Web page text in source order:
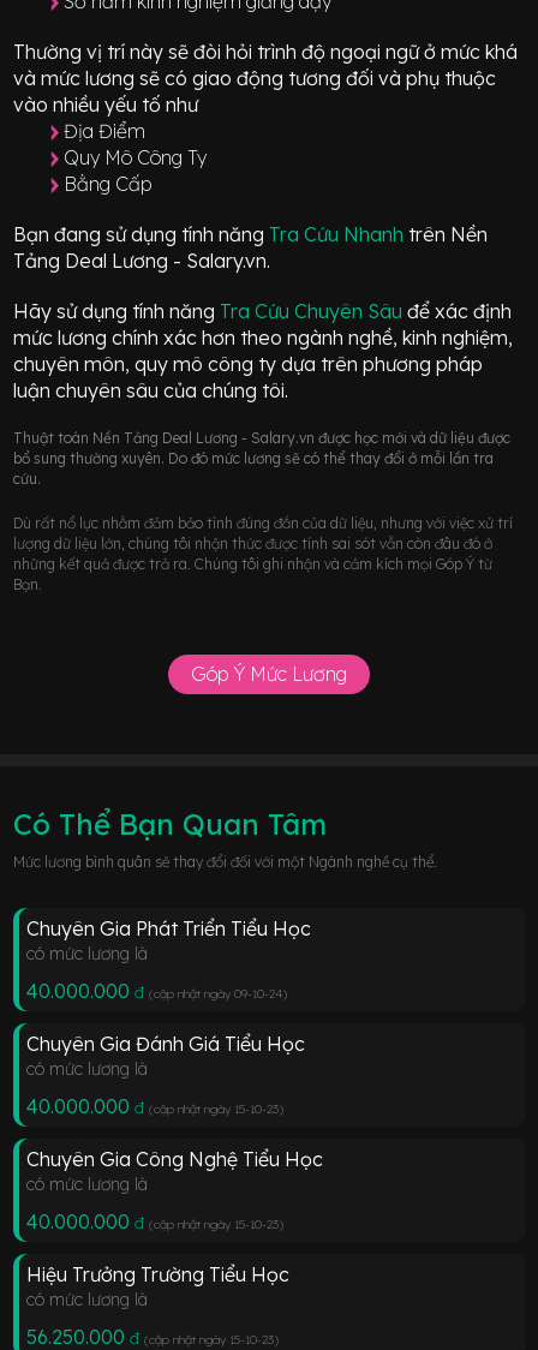
Thường vị trí này sẽ đòi hỏi trình độ ngoại ngữ ở mứckhá
và mức lương sẽ có giao động tương đối và phụ thuộc
vào nhiều yếu tố như
Địa Điểm
Quy Mô Công Ty
Bằng Cấp
Bạn đang sử dụng tính năng Tra Cứu Nhanh trên Nền
Tảng Deal Lương - Salary.vn.
Hãy sử dụng tính năng Tra Cứu Chuyên Sâuđể xác định
mức lương chính xác hơn theo ngành nghề, kinh nghiệm,
chuyên môn, quy mô công ty dựa trên phương pháp
luận chuyên sâu của chúng tôi.
Thuật toán Nền Tảng Deal Lương - Salary.vn được học mới và dữ liệu được
bổ sung thường xuyên. Do đó mức lương sẽ có thể thay đổi ở mỗi lần tra
cứu.
Dù rất nổ lực nhằm đảm bảo tính đúng đắn của dữ liệu, nhưng với việc xử trí
lượng dữ liệu lớn, chúng tôi nhận thức được tính sai sót vẫn còn đâu đó ở
những kết quả được trả ra. Chúng tôi ghi nhận và cảm kích mọi Góp Ý từ
Bạn.
Góp Ý Mức Lương
Có Thể Bạn Quan Tâm
Mức lương bình quân sẽ thay đổi đối với một Ngành nghề cụ thể.
Chuyên Gia Phát Triển Tiểu Học
có mức lương là
40.000.000 đ (cập nhật ngày 09-10-24)
Chuyên Gia Đánh Giá Tiểu Học
có mức lương là
40.000.000 đ (cập nhật ngày 15-10-23)
Chuyên Gia Công Nghệ Tiểu Học
có mức lương là
40.000.000 đ (cập nhật ngày 15-10-23)
Hiệu Trưởng Trường Tiểu Học
có mức lương là
56.250.000 đ (cập nhật ngày 15-10-23)